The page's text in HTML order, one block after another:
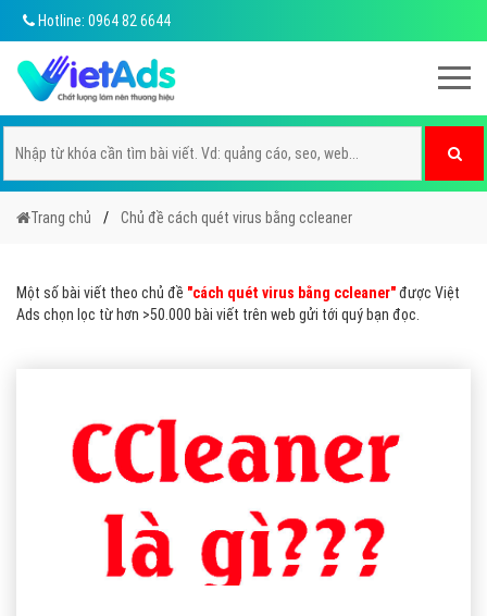
Hotline: 0964 82 6644
Trang chủ Chủ đề cách quét virus bằng ccleaner
Một số bài viết theo chủ đề "cách quét virus bằng ccleaner"được Việt
Ads chọn lọc từ hơn >50.000 bài viết trên web gửi tới quý bạn đọc.